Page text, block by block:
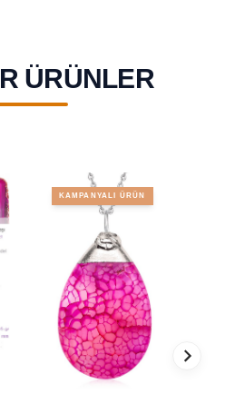
ÜRÜNLER
KAMPANYALI ÜRÜN